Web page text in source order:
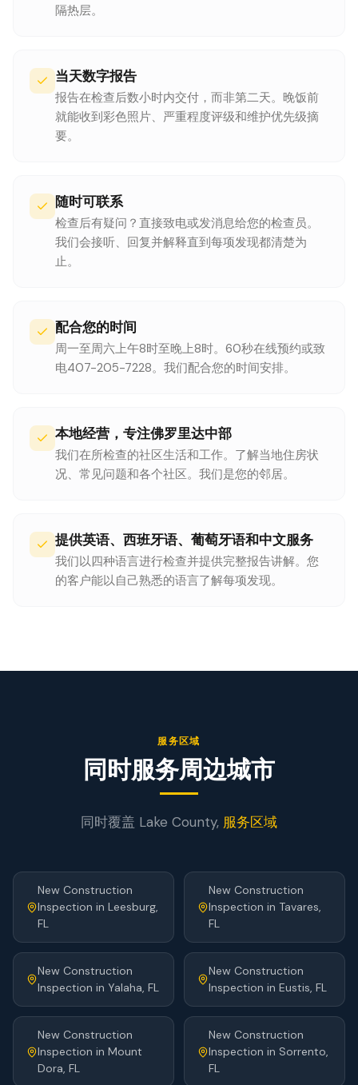
隔热层。
当天数字报告
报告在检查后数小时内交付，而非第二天。晚饭前
就能收到彩色照片、严重程度评级和维护优先级摘
要。
随时可联系
检查后有疑问？直接致电或发消息给您的检查员。
我们会接听、回复并解释直到每项发现都清楚为
止。
配合您的时间
周一至周六上午8时至晚上8时。60秒在线预约或致
电407-205-7228。我们配合您的时间安排。
本地经营，专注佛罗里达中部
我们在所检查的社区生活和工作。了解当地住房状
况、常见问题和各个社区。我们是您的邻居。
提供英语、西班牙语、葡萄牙语和中文服务
我们以四种语言进行检查并提供完整报告讲解。您
的客户能以自己熟悉的语言了解每项发现。
服务区域
同时服务周边城市
同时覆盖 Lake County, 服务区域
New Construction
Inspection in Leesburg,
FL
New Construction
Inspection in Tavares,
FL
New Construction
Inspection in Yalaha, FL
New Construction
Inspection in Eustis, FL
New Construction
Inspection in Mount
Dora, FL
New Construction
Inspection in Sorrento,
FL